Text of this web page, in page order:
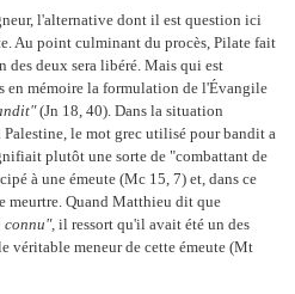
l'alternative dont il est question ici
Au point culminant du procès, Pilate fait
des deux sera libéré. Mais qui est
en mémoire la formulation de l'Évangile
(Jn 18, 40). Dans la situation
le mot grec utilisé pour bandit a
plutôt une sorte de "combattant de
à une émeute (Mc 15, 7) et, dans ce
meurtre. Quand Matthieu dit que
il ressort qu'il avait été un des
véritable meneur de cette émeute (Mt